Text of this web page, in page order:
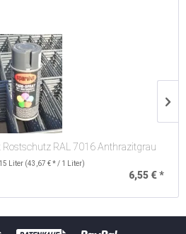
RAL 7016 Anthrazitgrau
Liter (43,67 € * / 1 Liter)
6,55 € *